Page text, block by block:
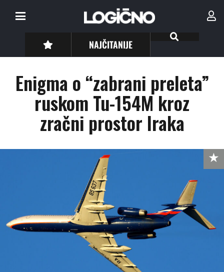
NAJČITANIJE
Enigma o “zabrani preleta”
ruskom Tu-154M kroz
zračni prostor Iraka